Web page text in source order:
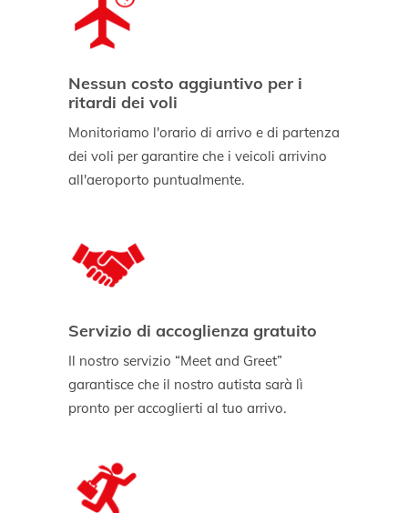
Nessun costo aggiuntivo per i
ritardi dei voli
Monitoriamo l'orario di arrivo e di partenza
dei voli per garantire che i veicoli arrivino
all'aeroporto puntualmente.
Servizio di accoglienza gratuito
Il nostro servizio “Meet and Greet”
garantisce che il nostro autista sarà lì
pronto per accoglierti al tuo arrivo.